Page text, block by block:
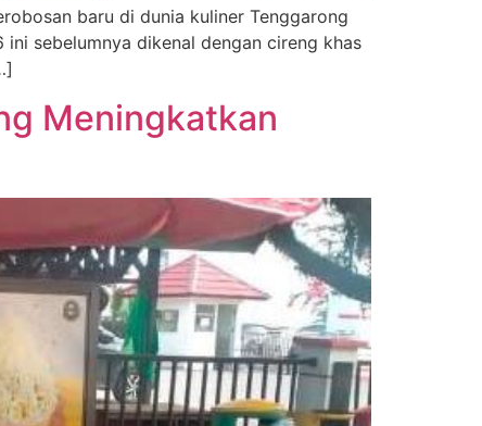
baru di dunia kuliner Tenggarong
sebelumnya dikenal dengan cireng khas
Meningkatkan